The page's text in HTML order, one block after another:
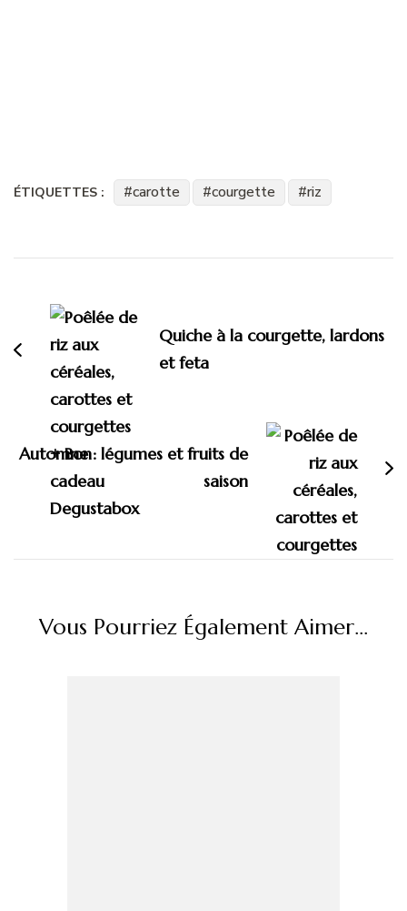
ÉTIQUETTES : carotte courgette riz
d'article
Quiche à la courgette, lardons
et feta
Automne : légumes et fruits de
saison
Vous Pourriez Également Aimer...